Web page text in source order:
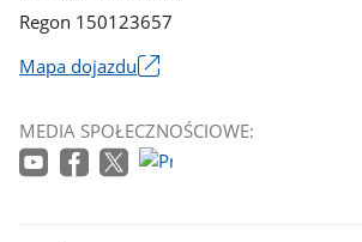
Regon 150123657
Mapa dojazdu
się
w
MEDIA SPOŁECZNOŚCIOWE: